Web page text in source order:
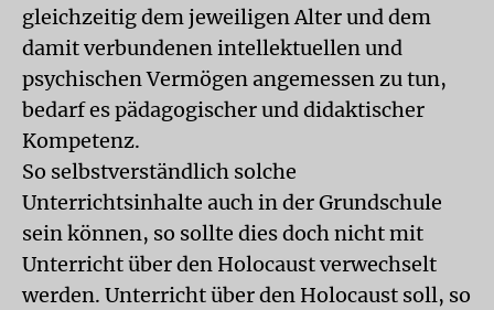
gleichzeitig dem jeweiligen Alter und dem
damit verbundenen intellektuellen und
psychischen Vermögen angemessen zu tun,
bedarf es pädagogischer und didaktischer
Kompetenz.
So selbstverständlich solche
Unterrichtsinhalte auch in der Grundschule
sein können, so sollte dies doch nicht mit
Unterricht über den Holocaust verwechselt
werden. Unterricht über den Holocaust soll, so